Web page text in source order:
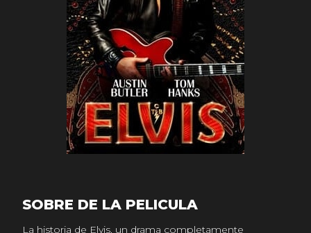
SOBRE DE LA PELICULA
La historia de Elvis, un drama completamente